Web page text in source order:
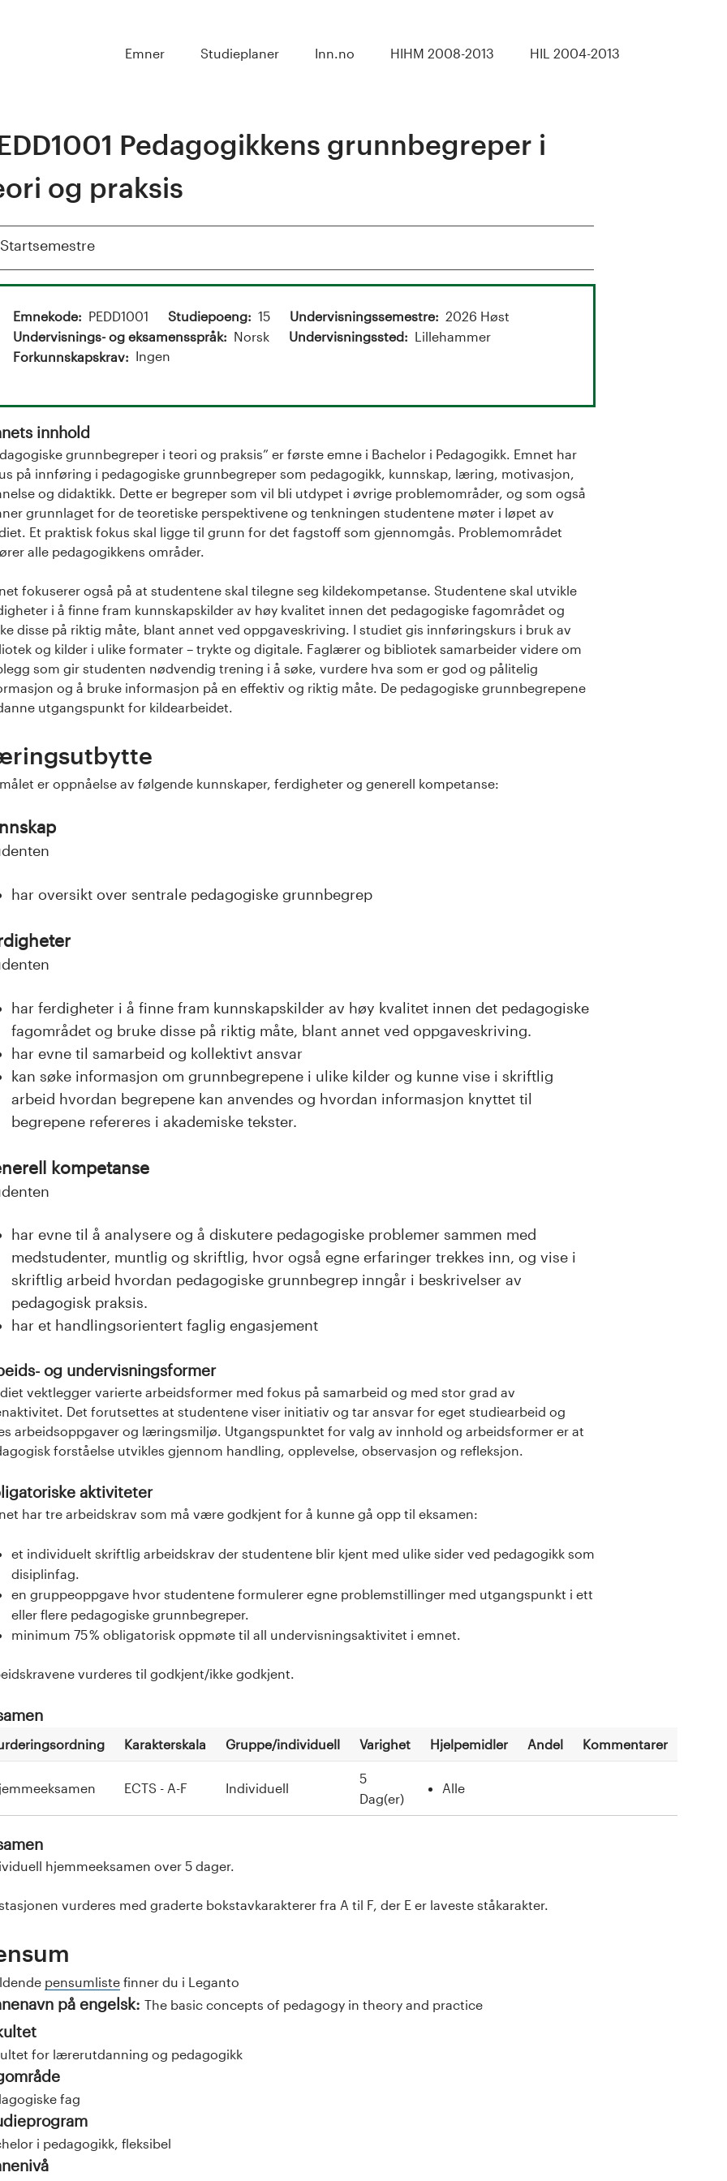
Emner Studieplaner Inn.no HIHM 2008-2013 HIL 2004-2013
Pedagogikkens grunnbegreper i
og praksis
Vis
Startsemestre
Emnekode PEDD1001 Studiepoeng 15 Undervisningssemestre
2026 Høst
Undervisnings- og eksamensspråk
Norsk Undervisningssted
Lillehammer
Forkunnskapskrav
Ingen
innhold
grunnbegreper i teori og praksis” er første emne i Bachelor i Pedagogikk. Emnet har
på innføring i pedagogiske grunnbegreper som pedagogikk, kunnskap, læring, motivasjon,
og didaktikk. Dette er begreper som vil bli utdypet i øvrige problemområder, og som også
grunnlaget for de teoretiske perspektivene og tenkningen studentene møter i løpet av
Et praktisk fokus skal ligge til grunn for det fagstoff som gjennomgås. Problemområdet
alle pedagogikkens områder.
fokuserer også på at studentene skal tilegne seg kildekompetanse. Studentene skal utvikle
i å finne fram kunnskapskilder av høy kvalitet innen det pedagogiske fagområdet og
disse på riktig måte, blant annet ved oppgaveskriving. I studiet gis innføringskurs i bruk av
og kilder i ulike formater – trykte og digitale. Faglærer og bibliotek samarbeider videre om
som gir studenten nødvendig trening i å søke, vurdere hva som er god og pålitelig
og å bruke informasjon på en effektiv og riktig måte. De pedagogiske grunnbegrepene
utgangspunkt for kildearbeidet.
er oppnåelse av følgende kunnskaper, ferdigheter og generell kompetanse:
har oversikt over sentrale pedagogiske grunnbegrep
har ferdigheter i å finne fram kunnskapskilder av høy kvalitet innen det pedagogiske
fagområdet og bruke disse på riktig måte, blant annet ved oppgaveskriving.
har evne til samarbeid og kollektivt ansvar
kan søke informasjon om grunnbegrepene i ulike kilder og kunne vise i skriftlig
arbeid hvordan begrepene kan anvendes og hvordan informasjon knyttet til
begrepene refereres i akademiske tekster.
kompetanse
har evne til å analysere og å diskutere pedagogiske problemer sammen med
medstudenter, muntlig og skriftlig, hvor også egne erfaringer trekkes inn, og vise i
skriftlig arbeid hvordan pedagogiske grunnbegrep inngår i beskrivelser av
pedagogisk praksis.
har et handlingsorientert faglig engasjement
og undervisningsformer
vektlegger varierte arbeidsformer med fokus på samarbeid og med stor grad av
Det forutsettes at studentene viser initiativ og tar ansvar for eget studiearbeid og
arbeidsoppgaver og læringsmiljø. Utgangspunktet for valg av innhold og arbeidsformer er at
forståelse utvikles gjennom handling, opplevelse, observasjon og refleksjon.
aktiviteter
har tre arbeidskrav som må være godkjent for å kunne gå opp til eksamen:
et individuelt skriftlig arbeidskrav der studentene blir kjent med ulike sider ved pedagogikk som
disiplinfag.
en gruppeoppgave hvor studentene formulerer egne problemstillinger med utgangspunkt i ett
eller flere pedagogiske grunnbegreper.
minimum 75 % obligatorisk oppmøte til all undervisningsaktivitet i emnet.
vurderes til godkjent/ikke godkjent.
Karakterskala Gruppe/individuell Varighet Hjelpemidler Andel Kommentarer
ECTS - A-F Individuell
5
Dag(er)
Alle
hjemmeeksamen over 5 dager.
vurderes med graderte bokstavkarakterer fra A til F, der E er laveste ståkarakter.
pensumliste finner du i Leganto
på engelsk: The basic concepts of pedagogy in theory and practice
for lærerutdanning og pedagogikk
fag
i pedagogikk, fleksibel